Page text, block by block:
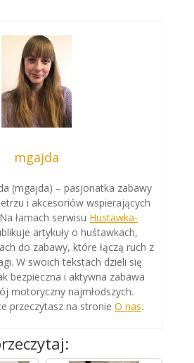
mgajda
(mgajda) – pasjonatka zabawy
i akcesoriów wspierających
łamach serwisu Hustawka-
artykuły o huśtawkach,
do zabawy, które łączą ruch z
W swoich tekstach dzieli się
bezpieczna i aktywna zabawa
motoryczny najmłodszych.
przeczytasz na stronie O nas.